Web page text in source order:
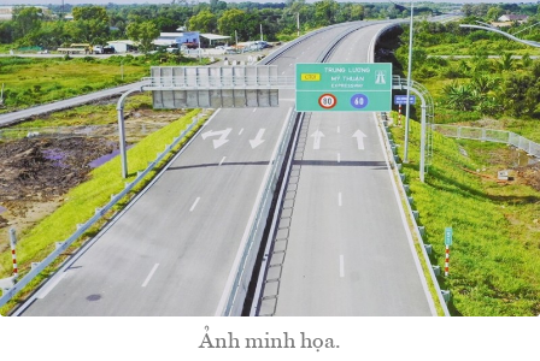
Ảnh minh họa.